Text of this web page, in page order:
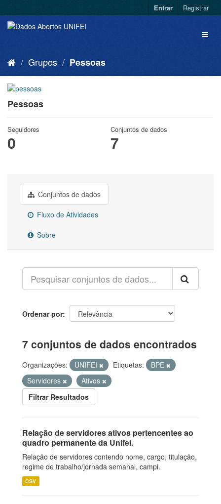
Entrar Registrar
Grupos Pessoas
Pessoas
Seguidores
0
Conjuntos de dados
7
Conjuntos de dados
Fluxo de Atividades
Sobre
Ordenar por
7 conjuntos de dados encontrados
Organizações: UNIFEI Etiquetas:
BPE
Servidores
Ativos
Filtrar Resultados
Relação de servidores ativos pertencentes ao
quadro permanente da Unifei.
Relação de servidores contendo nome, cargo, titulação,
regime de trabalho/jornada semanal, campi.
CSV